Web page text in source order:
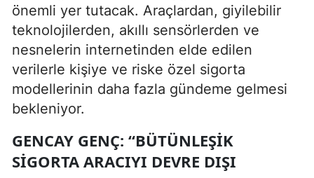
önemli yer tutacak. Araçlardan, giyilebilir
teknolojilerden, akıllı sensörlerden ve
nesnelerin internetinden elde edilen
verilerle kişiye ve riske özel sigorta
modellerinin daha fazla gündeme gelmesi
bekleniyor.
GENCAY GENÇ: “BÜTÜNLEŞIK
SIGORTA ARACIYI DEVRE DIŞI